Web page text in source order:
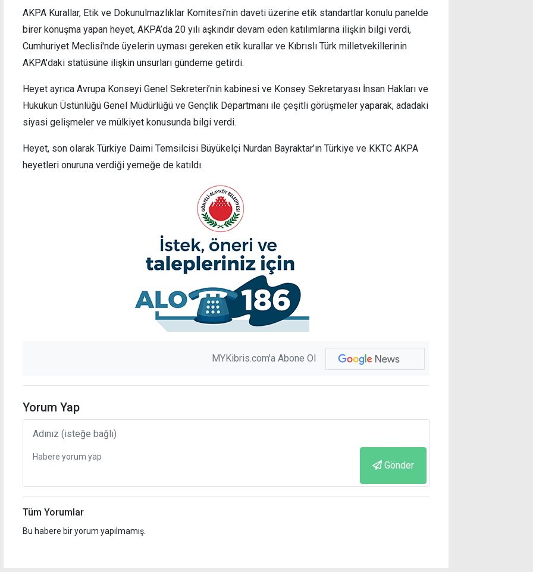
AKPA Kurallar, Etik ve Dokunulmazlıklar Komitesi’nin daveti üzerine etik standartlar konulu panelde
birer konuşma yapan heyet, AKPA’da 20 yılı aşkındır devam eden katılımlarına ilişkin bilgi verdi,
Cumhuriyet Meclisi'nde üyelerin uyması gereken etik kurallar ve Kıbrıslı Türk milletvekillerinin
AKPA'daki statüsüne ilişkin unsurları gündeme getirdi.
Heyet ayrıca Avrupa Konseyi Genel Sekreteri’nin kabinesi ve Konsey Sekretaryası İnsan Hakları ve
Hukukun Üstünlüğü Genel Müdürlüğü ve Gençlik Departmanı ile çeşitli görüşmeler yaparak, adadaki
siyasi gelişmeler ve mülkiyet konusunda bilgi verdi.
Heyet, son olarak Türkiye Daimi Temsilcisi Büyükelçi Nurdan Bayraktar’ın Türkiye ve KKTC AKPA
heyetleri onuruna verdiği yemeğe de katıldı.
MYKibris.com'a Abone Ol
Yorum Yap
Gönder
Tüm Yorumlar
Bu habere bir yorum yapılmamış.